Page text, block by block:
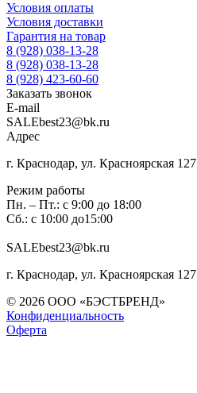
Условия оплаты
Условия доставки
Гарантия на товар
8 (928) 038-13-28
8 (928) 038-13-28
8 (928) 423-60-60
Заказать звонок
E-mail
SALEbest23@bk.ru
Адрес
г. Краснодар, ул. Красноярская 127
Режим работы
Пн. – Пт.: с 9:00 до 18:00
Сб.: с 10:00 до15:00
SALEbest23@bk.ru
г. Краснодар, ул. Красноярская 127
© 2026 ООО «БЭСТБРЕНД»
Конфиденциальность
Оферта